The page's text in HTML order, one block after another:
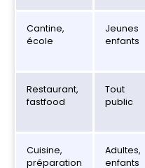
Cantine,
école
Jeunes
enfants
Restaurant,
fastfood
Tout
public
Cuisine,
préparation
Adultes,
enfants